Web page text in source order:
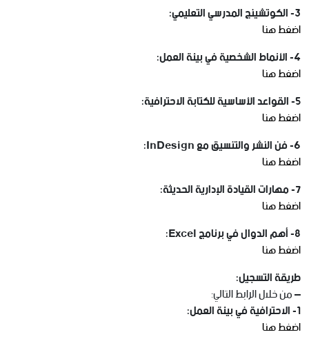
3- الكوتشينج المدرسي التعليمي:
اضغط هنا
4- الأنماط الشخصية في بيئة العمل:
اضغط هنا
5- القواعد الأساسية للكتابة الاحترافية:
اضغط هنا
6- فن النشر والتنسيق مع InDesign:
اضغط هنا
7- مهارات القيادة الإدارية الحديثة:
اضغط هنا
8- أهم الدوال في برنامج Excel:
اضغط هنا
طريقة التسجيل:
– من خلال الرابط التالي:
1- الاحترافية في بيئة العمل:
اضغط هنا